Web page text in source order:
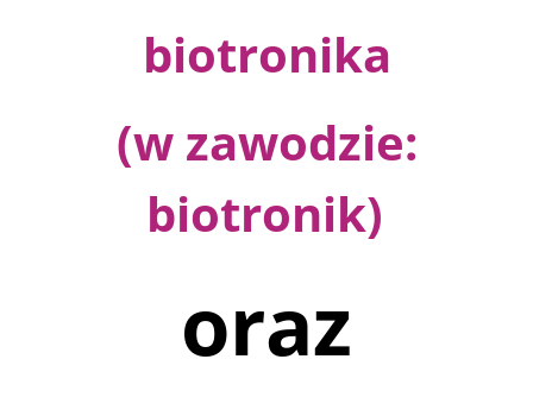
biotronika
(w zawodzie:
biotronik)
oraz